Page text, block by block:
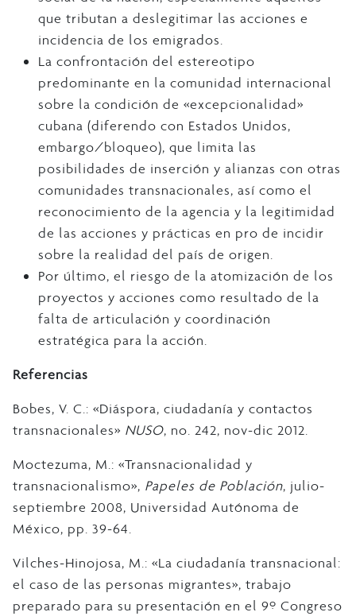
que tributan a deslegitimar las acciones e
incidencia de los emigrados.
La confrontación del estereotipo
predominante en la comunidad internacional
sobre la condición de «excepcionalidad»
cubana (diferendo con Estados Unidos,
embargo/bloqueo), que limita las
posibilidades de inserción y alianzas con otras
comunidades transnacionales, así como el
reconocimiento de la agencia y la legitimidad
de las acciones y prácticas en pro de incidir
sobre la realidad del país de origen.
Por último, el riesgo de la atomización de los
proyectos y acciones como resultado de la
falta de articulación y coordinación
estratégica para la acción.
Referencias
Bobes, V. C.: «Diáspora, ciudadanía y contactos
transnacionales» NUSO, no. 242, nov-dic 2012.
Moctezuma, M.: «Transnacionalidad y
transnacionalismo», Papeles de Población, julio-
septiembre 2008, Universidad Autónoma de
México, pp. 39-64.
Vilches-Hinojosa, M.: «La ciudadanía transnacional:
el caso de las personas migrantes», trabajo
preparado para su presentación en el 9º Congreso